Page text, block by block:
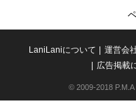
LaniLaniについて 運営会
広告掲載
© 2009-2018 P.M.A